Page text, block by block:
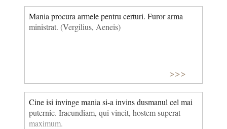
Mania procura armele pentru certuri. Furor arma
ministrat. (Vergilius, Aeneis)
>>>
Cine isi invinge mania si-a invins dusmanul cel mai
puternic. Iracundiam, qui vincit, hostem superat
maximum.